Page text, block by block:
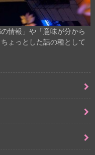
情報」や「意味が分から
ょっとした話の種として